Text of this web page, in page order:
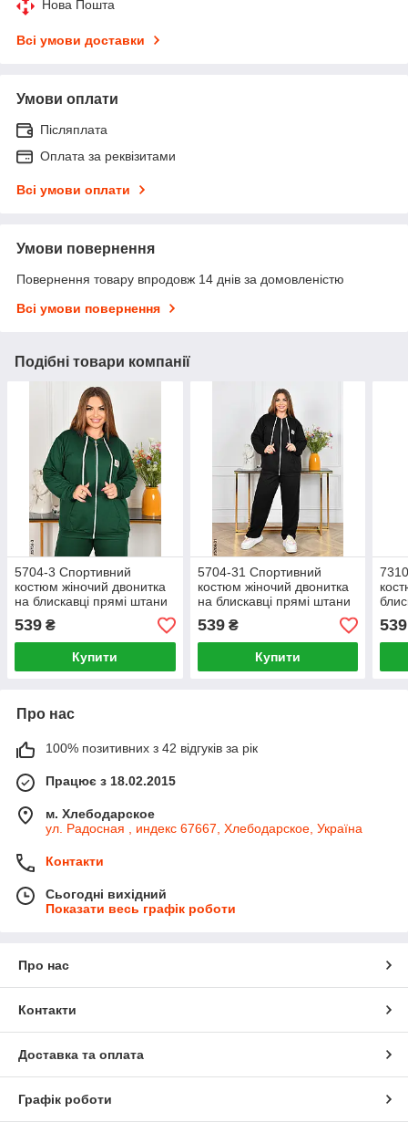
Нова Пошта
Всі умови доставки
Умови оплати
Післяплата
Оплата за реквізитами
Всі умови оплати
Умови повернення
Повернення товару впродовж 14 днів за домовленістю
Всі умови повернення
Подібні товари компанії
5704-3 Спортивний
костюм жіночий двонитка
на блискавці прямі штани
батал (4 од: 50,52,54,56)
539 ₴
Купити
5704-31 Спортивний
костюм жіночий двонитка
на блискавці прямі штани
батал (4 од: 50,52,54,56)
539₴
Купити
539
Про нас
100% позитивних з 42 відгуків за рік
Працює з 18.02.2015
м. Хлебодарское
ул. Радосная , индекс 67667, Хлебодарское, Україна
Контакти
Сьогодні вихідний
Показати весь графік роботи
Про нас
Контакти
Доставка та оплата
Графік роботи